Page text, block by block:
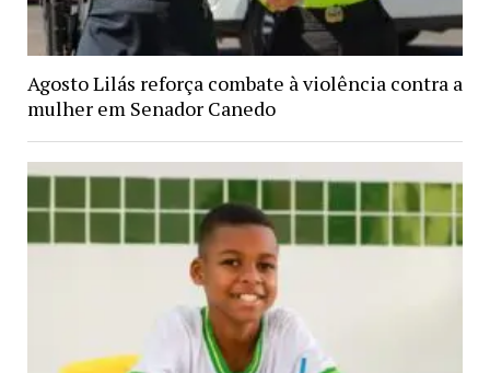
Agosto Lilás reforça combate à violência contra a
mulher em Senador Canedo